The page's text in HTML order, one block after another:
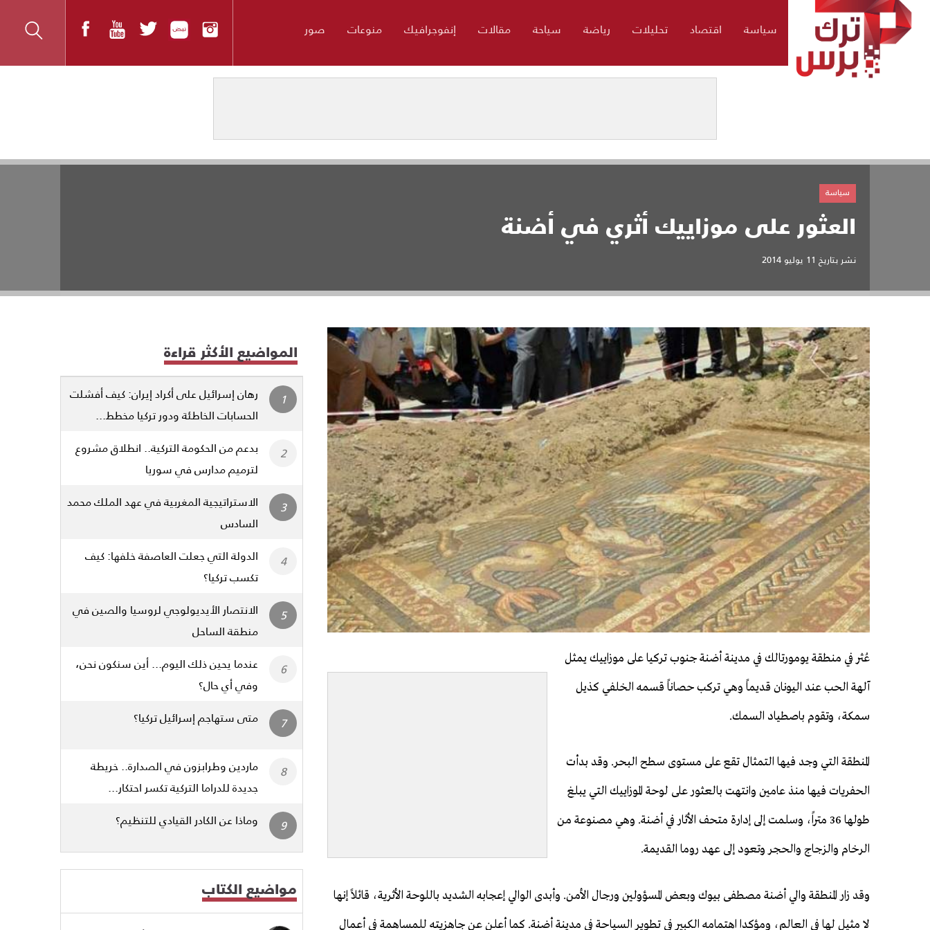
سياسة اقتصاد تحليلات رياضة سياحة مقالات إنفوجرافيك منوعات صور
العثور على موزاييك أثري في أضنة
نشر بتاريخ 11 يوليو 2014
سياسة
عُثر في منطقة يومورتالك في مدينة أضنة جنوب تركيا على موزاييك يمثل
آلهة الحب عند اليونان قديماً وهي تركب حصاناً قسمه الخلفي كذيل
سمكة، وتقوم باصطياد السمك.
المنطقة التي وجد فيها التمثال تقع على مستوى سطح البحر. وقد بدأت
الحفريات فيها منذ عامين وانتهت بالعثور على لوحة الموزاييك التي يبلغ
طولها 36 متراً، وسلمت إلى إدارة متحف الأثار في أضنة. وهي مصنوعة من
الرخام والزجاج والحجر وتعود إلى عهد روما القديمة.
وقد زار المنطقة والي أضنة مصطفى بيوك وبعض المسؤولين ورجال الأمن. وأبدى الوالي إعجابه الشديد باللوحة الأثرية، قائلاً إنها
لا مثيل لها في العالم، ومؤكدا اهتمامه الكبير في تطوير السياحة في مدينة أضنة. كما أعلن عن جاهزيته للمساهمة في أعمال
المواضيع الأكثر قراءة
رهان إسرائيل على أكراد إيران: كيف أفشلت
الحسابات الخاطئة ودور تركيا مخطط...
بدعم من الحكومة التركية.. انطلاق مشروع
لترميم مدارس في سوريا
الاستراتيجية المغربية في عهد الملك محمد
السادس
الدولة التي جعلت العاصفة خلفها: كيف
تكسب تركيا؟
الانتصار الأيديولوجي لروسيا والصين في
منطقة الساحل
عندما يحين ذلك اليوم... أين سنكون نحن،
وفي أي حال؟
متى ستهاجم إسرائيل تركيا؟
ماردين وطرابزون في الصدارة.. خريطة
جديدة للدراما التركية تكسر احتكار...
وماذا عن الكادر القيادي للتنظيم؟
مواضيع الكتاب